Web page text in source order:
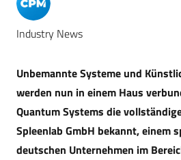
Industry News
Unbemannte Systeme und
werden nun in einem Haus
Quantum Systems die
Spleenlab GmbH bekannt, einem
deutschen Unternehmen im